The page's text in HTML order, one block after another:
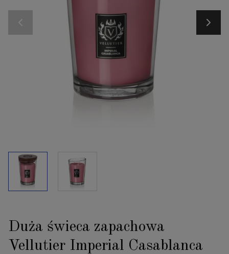
Duża świeca zapachowa
Vellutier Imperial Casablanca